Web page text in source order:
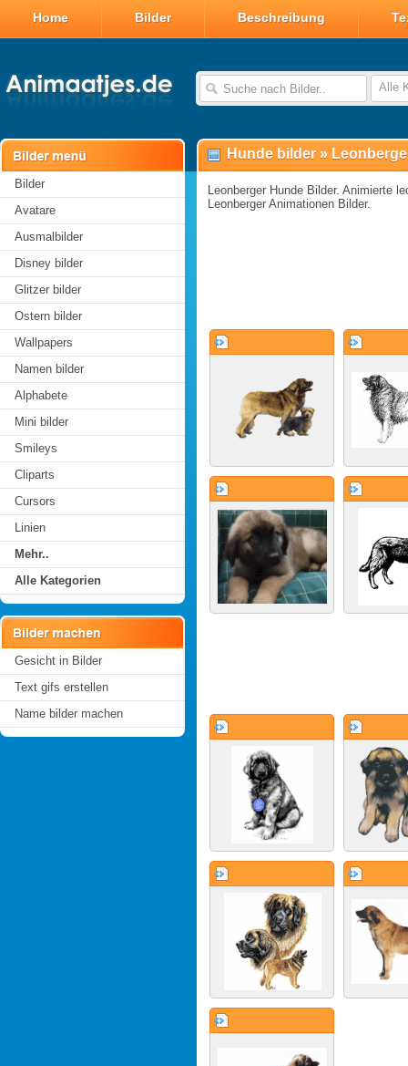
Home Bilder Beschreibung
Alle
Bilder
Avatare
Ausmalbilder
Disney bilder
Glitzer bilder
Ostern bilder
Wallpapers
Namen bilder
Alphabete
Mini bilder
Smileys
Cliparts
Cursors
Linien
Mehr..
Alle Kategorien
Gesicht in Bilder
Text gifs erstellen
Name bilder machen
Hunde bilder »
Leonberger Hunde Bilder. Animierte
Leonberger Animationen Bilder.